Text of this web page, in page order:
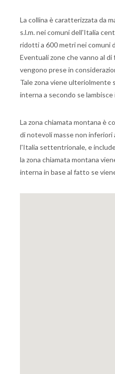
La collina è caratterizzata da
s.l.m. nei comuni dell'Italia
ridotti a 600 metri nei comuni
Eventuali zone che vanno al
vengono prese in
Tale zona viene ulteriolmente
interna a secondo se lambisce
La zona chiamata montana è
di notevoli masse non
l'Italia settentrionale, e
la zona chiamata montana
interna in base al fatto se